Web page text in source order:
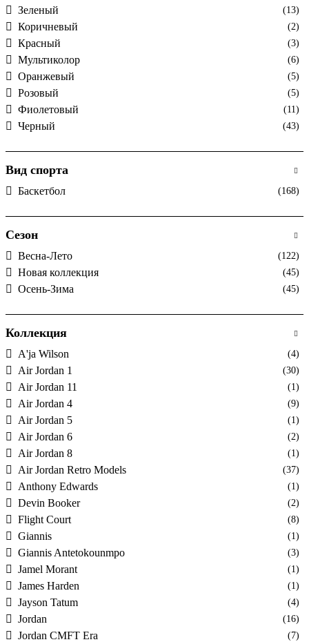
Зеленый (13)
Коричневый (2)
Красный (3)
Мультиколор (6)
Оранжевый (5)
Розовый (5)
Фиолетовый (11)
Черный (43)
Вид спорта
Баскетбол (168)
Сезон
Весна-Лето (122)
Новая коллекция (45)
Осень-Зима (45)
Коллекция
A'ja Wilson (4)
Air Jordan 1 (30)
Air Jordan 11 (1)
Air Jordan 4 (9)
Air Jordan 5 (1)
Air Jordan 6 (2)
Air Jordan 8 (1)
Air Jordan Retro Models (37)
Anthony Edwards (1)
Devin Booker (2)
Flight Court (8)
Giannis (1)
Giannis Antetokounmpo (3)
Jamel Morant (1)
James Harden (1)
Jayson Tatum (4)
Jordan (16)
Jordan CMFT Era (7)